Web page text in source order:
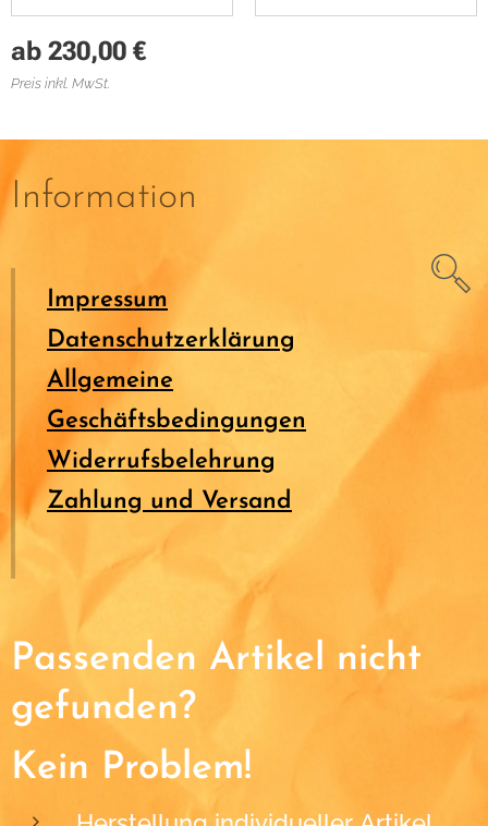
ab 230,00 €
Preis inkl. MwSt.
Information
Impressum
Datenschutzerklärung
Allgemeine
Geschäftsbedingungen
Widerrufsbelehrung
Zahlung und Versand
Passenden Artikel nicht
gefunden?
Kein Problem!